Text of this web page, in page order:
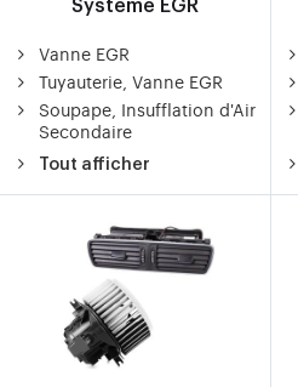
Système EGR
Vanne EGR
Tuyauterie, Vanne EGR
Soupape, Insufflation d'Air
Secondaire
Tout afficher